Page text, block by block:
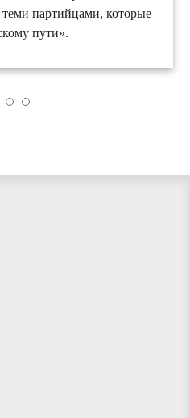
партийцами, которые
пути».